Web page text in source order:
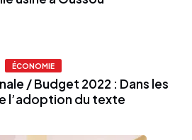
ÉCONOMIE
/ Budget 2022 : Dans les
l’adoption du texte